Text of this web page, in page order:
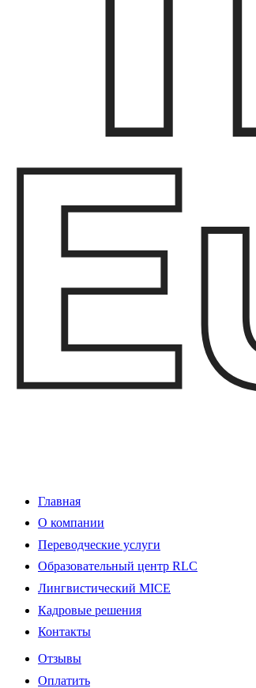
Главная
О компании
Переводческие услуги
Образовательный центр RLC
Лингвистический MICE
Кадровые решения
Контакты
Отзывы
Оплатить